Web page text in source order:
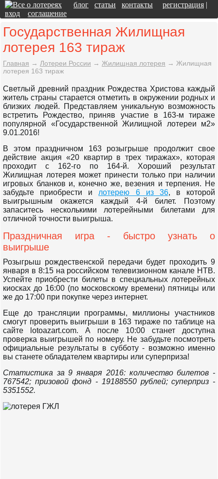
блог статьи контакты регистрация |
вход
соглашение
Государственная Жилищная
лотерея 163 тираж
Главная → Лотереи России → Жилищная лотерея → Жилищная
лотерея 163 тираж
Светлый древний праздник Рождества Христова каждый
житель страны старается отметить в окружении родных и
близких людей. Представляем уникальную возможность
встретить Рождество, приняв участие в 163-м тираже
популярной «Государственной Жилищной лотереи м2»
9.01.2016!
В этом праздничном 163 розыгрыше продолжит свое
действие акция «20 квартир в трех тиражах», которая
проходит с 162-го по 164-й. Хороший результат
Жилищная лотерея может принести только при наличии
игровых бланков и, конечно же, везения и терпения. Не
забудьте приобрести и лотерею 6 из 36, в которой
выигрышным окажется каждый 4-й билет. Поэтому
запаситесь несколькими лотерейными билетами для
отличной точности выигрыша.
Праздничная игра - быстро узнать о
выигрыше
Розыгрыш рождественской передачи будет проходить 9
января в 8:15 на российском телевизионном канале НТВ.
Успейте приобрести билеты в специальных лотерейных
киосках до 16:00 (по московскому времени) пятницы или
же до 17:00 при покупке через интернет.
Еще до трансляции программы, миллионы участников
смогут проверить выигрыши в 163 тираже по таблице на
сайте lotoazart.com. А после 10:00 станет доступна
проверка выигрышей по номеру. Не забудьте посмотреть
официальные результаты в субботу - возможно именно
вы станете обладателем квартиры или суперприза!
Статистика за 9 января 2016: количество билетов -
767542; призовой фонд - 19188550 рублей;суперприз -
5351552.